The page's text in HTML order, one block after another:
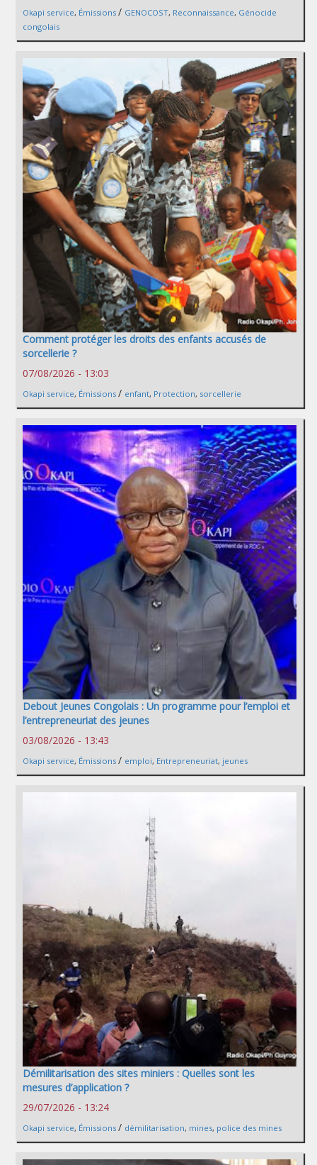
Okapi service, Émissions / GENOCOST, Reconnaissance, Génocide
congolais
Comment protéger les droits des enfants accusés de
sorcellerie ?
07/08/2026 - 13:03
Okapi service, Émissions / enfant, Protection, sorcellerie
Debout Jeunes Congolais : Un programme pour l’emploi et
l’entrepreneuriat des jeunes
03/08/2026 - 13:43
Okapi service, Émissions / emploi, Entrepreneuriat, jeunes
Démilitarisation des sites miniers : Quelles sont les
mesures d’application ?
29/07/2026 - 13:24
Okapi service, Émissions / démilitarisation, mines, police des mines